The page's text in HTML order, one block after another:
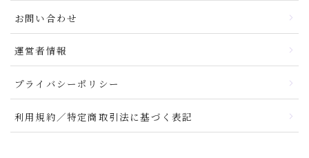
お問い合わせ
運営者情報
プライバシーポリシー
利用規約／特定商取引法に基づく表記